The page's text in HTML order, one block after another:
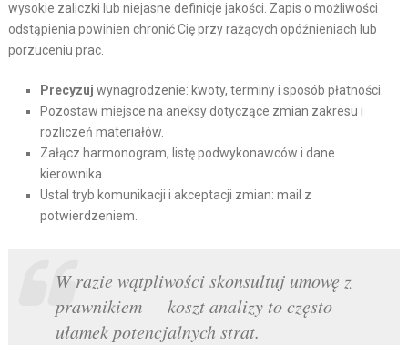
wysokie zaliczki lub niejasne definicje jakości. Zapis o możliwości
odstąpienia powinien chronić Cię przy rażących opóźnieniach lub
porzuceniu prac.
Precyzuj wynagrodzenie: kwoty, terminy i sposób płatności.
Pozostaw miejsce na aneksy dotyczące zmian zakresu i
rozliczeń materiałów.
Załącz harmonogram, listę podwykonawców i dane
kierownika.
Ustal tryb komunikacji i akceptacji zmian: mail z
potwierdzeniem.
W razie wątpliwości skonsultuj umowę z
prawnikiem — koszt analizy to często
ułamek potencjalnych strat.